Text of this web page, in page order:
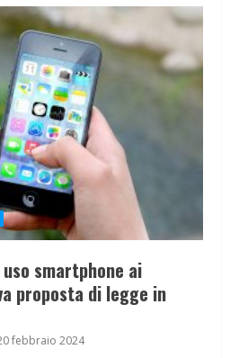
smartphone ai
proposta di legge in
febbraio 2024